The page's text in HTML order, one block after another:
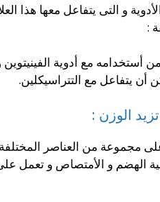
و التى يتفاعل معها هذا
:
أستخدامه مع أدوية
أن يتفاعل مع التتراسيكلين.
الوزن :
مجموعة من العناصر
الهضم و الأمتصاص و تعمل على